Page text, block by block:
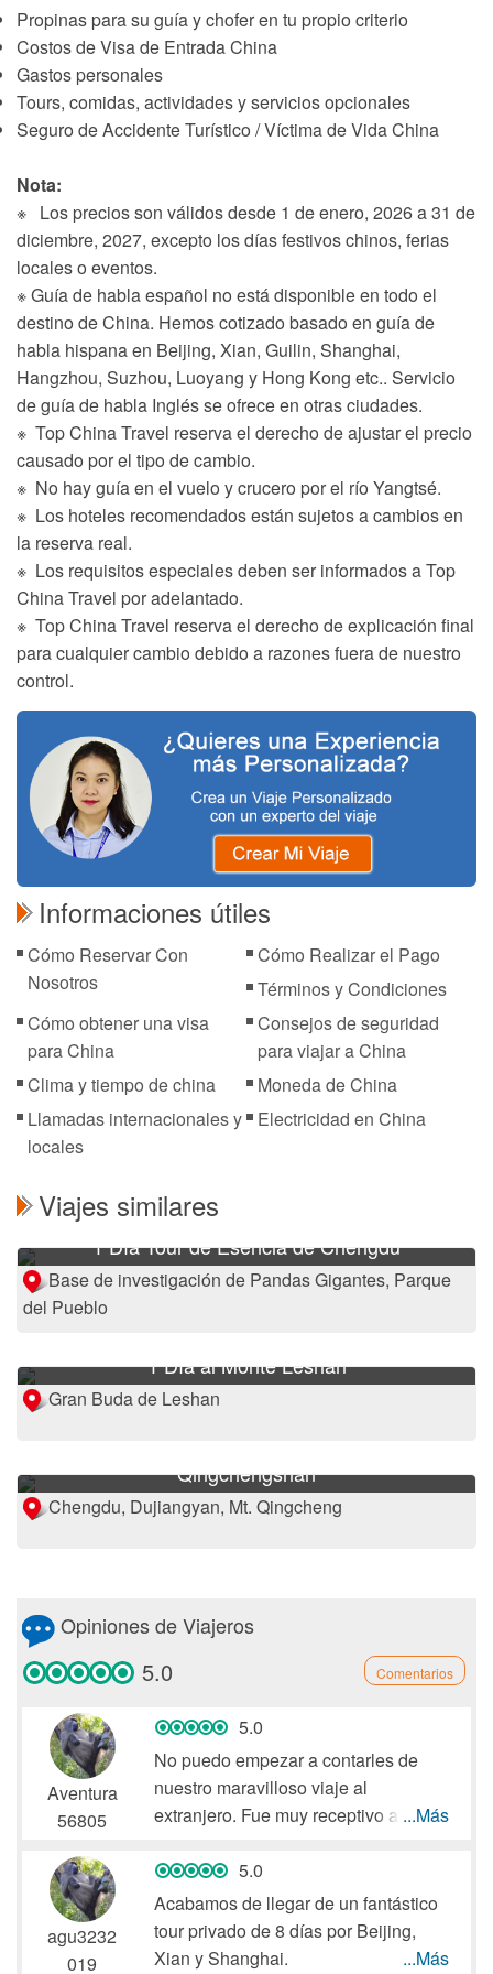
Propinas para su guía y chofer en tu propio criterio
Costos de Visa de Entrada China
Gastos personales
Tours, comidas, actividades y servicios opcionales
Seguro de Accidente Turístico / Víctima de Vida China
Nota:
※ Los precios son válidos desde 1 de enero, 2026 a 31 de
diciembre, 2027, excepto los días festivos chinos, ferias
locales o eventos.
※ Guía de habla español no está disponible en todo el
destino de China. Hemos cotizado basado en guía de
habla hispana en Beijing, Xian, Guilin, Shanghai,
Hangzhou, Suzhou, Luoyang y Hong Kong etc.. Servicio
de guía de habla Inglés se ofrece en otras ciudades.
※ Top China Travel reserva el derecho de ajustar el precio
causado por el tipo de cambio.
※ No hay guía en el vuelo y crucero por el río Yangtsé.
※ Los hoteles recomendados están sujetos a cambios en
la reserva real.
※ Los requisitos especiales deben ser informados a Top
China Travel por adelantado.
※ Top China Travel reserva el derecho de explicación final
para cualquier cambio debido a razones fuera de nuestro
control.
Informaciones útiles
Cómo Reservar Con
Nosotros
Cómo Realizar el Pago
Términos y Condiciones
Cómo obtener una visa
para China
Consejos de seguridad
para viajar a China
Clima y tiempo de china
Moneda de China
Llamadas internacionales y
locales
Electricidad en China
Viajes similares
1 Día Tour de Esencia de Chengdu
Base de investigación de Pandas Gigantes, Parque
del Pueblo
1 Día al Monte Leshan
Gran Buda de Leshan
Qingchengshan
Chengdu, Dujiangyan, Mt. Qingcheng
Opiniones de Viajeros
Comentarios
5.0
Aventura
56805
5.0
No puedo empezar a contarles de
nuestro maravilloso viaje al
extranjero. Fue muy receptivo al
se realizó en el viaje. Cada detalle
que planeó fue exactamente como se
esperaba. No hay un solo problema.
Los guías fueron estupendos. Cada
...Más
agu3232
019
5.0
Acabamos de llegar de un fantástico
tour privado de 8 días por Beijing,
Xian y Shanghai.
...Más